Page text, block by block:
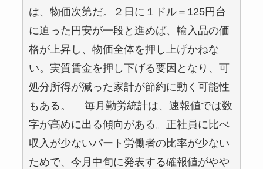
は、物価次第だ。２日に１ドル＝125円台
に迫った円安が一段と進めば、輸入品の価
格が上昇し、物価全体を押し上げかねな
い。実質賃金を押し下げる要因となり、可
処分所得が減った家計が節約に動く可能性
もある。 毎月勤労統計は、速報値では数
字が高めに出る傾向がある。正社員に比べ
収入が少ないパート労働者の比率が少ない
ためで、今月中旬に発表する確報値がやや